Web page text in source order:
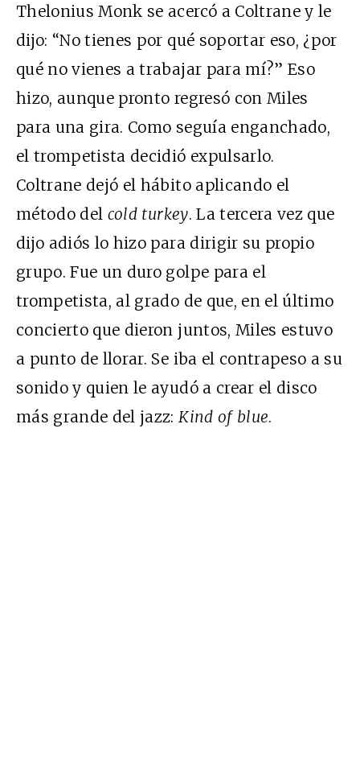
Thelonius Monk se acercó a Coltrane y le
dijo: “No tienes por qué soportar eso, ¿por
qué no vienes a trabajar para mí?” Eso
hizo, aunque pronto regresó con Miles
para una gira. Como seguía enganchado,
el trompetista decidió expulsarlo.
Coltrane dejó el hábito aplicando el
método del cold turkey. La tercera vez que
dijo adiós lo hizo para dirigir su propio
grupo. Fue un duro golpe para el
trompetista, al grado de que, en el último
concierto que dieron juntos, Miles estuvo
a punto de llorar. Se iba el contrapeso a su
sonido y quien le ayudó a crear el disco
más grande del jazz: Kind of blue.